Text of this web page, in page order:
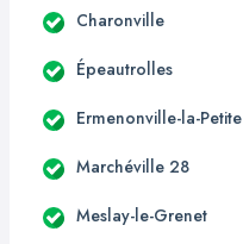
Charonville
Épeautrolles
Ermenonville-la-Petite
Marchéville 28
Meslay-le-Grenet